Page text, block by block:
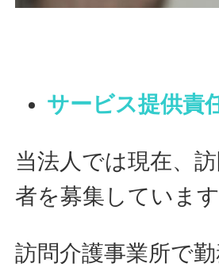
サービス提供責
当法人では現在、
者を募集しています
訪問介護事業所で勤